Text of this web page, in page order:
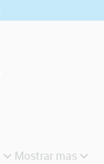
Mostrar mas